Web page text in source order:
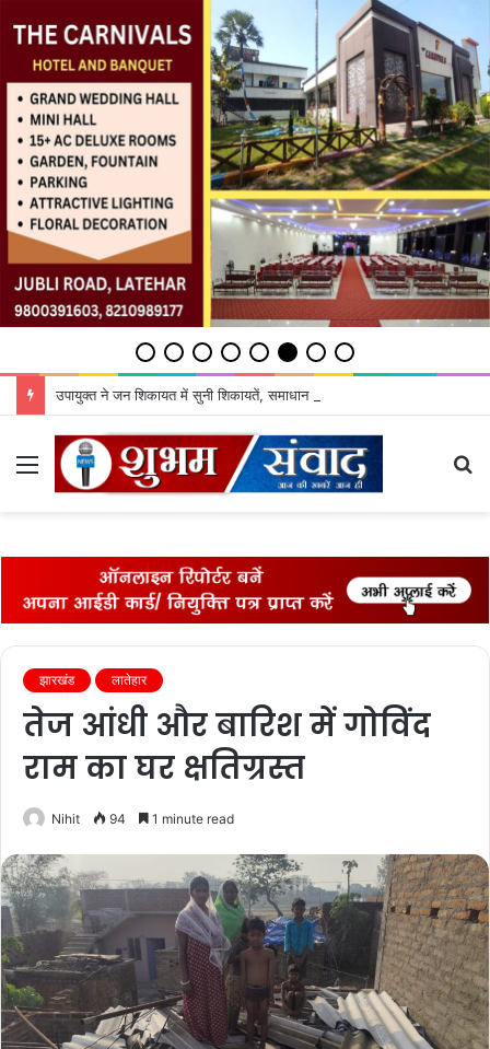
उपायुक्‍त ने जन शिकायत में सुनी शिकायतें, समाधान का दिया भरोसा
Menu
झारखंड लातेहार
तेज आंधी और बारिश में गोविंद
राम का घर क्षतिग्रस्त
Nihit 94 1 minute read